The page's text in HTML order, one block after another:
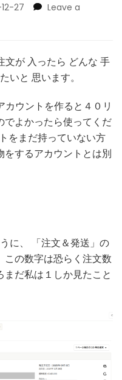
27
Leave a
文が 入ったら どんな 手
いと 思います。
ウントを作ると４０リ
でよかったら使ってくだ
をまだ持っていない方
するアカウントとは別
に、 「注文＆発送」の
この数字は恐らく注文数
だ私は１しか見たこと